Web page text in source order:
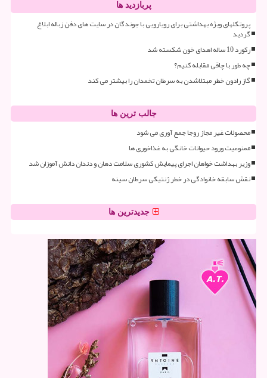
پربازدید ها
پروتکلهای ویژه بهداشتی برای رویارویی با جوندگان در سایت های دفن زباله ابلاغ
گردید
رکورد 10 ساله اهدای خون شکسته شد
چه طور با چاقی مقابله کنیم؟
گاز رادون خطر مبتلاشدن به سرطان تخمدان را بیشتر می کند
جالب ترین ها
محصولات غیر مجاز روجا جمع آوری می شود
ممنوعیت ورود حیوانات خانگی به غذاخوری ها
وزیر بهداشت خواهان اجرای پیمایش کشوری سلامت دهان و دندان دانش آموزان شد
نقش سابقه خانوادگی در خطر ژنتیکی سرطان سینه
جدیدترین ها